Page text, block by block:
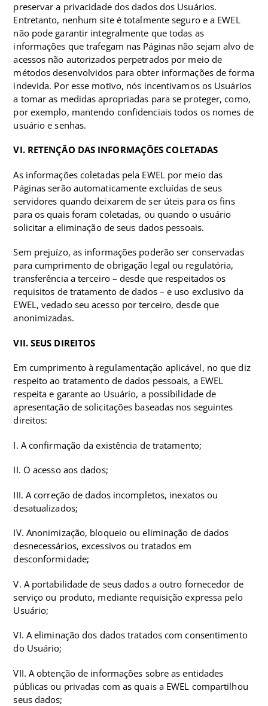
preservar a privacidade dos dados dos Usuários.
Entretanto, nenhum site é totalmente seguro e a EWEL
não pode garantir integralmente que todas as
informações que trafegam nas Páginas não sejam alvo de
acessos não autorizados perpetrados por meio de
métodos desenvolvidos para obter informações de forma
indevida. Por esse motivo, nós incentivamos os Usuários
a tomar as medidas apropriadas para se proteger, como,
por exemplo, mantendo confidenciais todos os nomes de
usuário e senhas.
VI. RETENÇÃO DAS INFORMAÇÕES COLETADAS
As informações coletadas pela EWEL por meio das
Páginas serão automaticamente excluídas de seus
servidores quando deixarem de ser úteis para os fins
para os quais foram coletadas, ou quando o usuário
solicitar a eliminação de seus dados pessoais.
Sem prejuízo, as informações poderão ser conservadas
para cumprimento de obrigação legal ou regulatória,
transferência a terceiro – desde que respeitados os
requisitos de tratamento de dados – e uso exclusivo da
EWEL, vedado seu acesso por terceiro, desde que
anonimizadas.
VII. SEUS DIREITOS
Em cumprimento à regulamentação aplicável, no que diz
respeito ao tratamento de dados pessoais, a EWEL
respeita e garante ao Usuário, a possibilidade de
apresentação de solicitações baseadas nos seguintes
direitos:
I. A confirmação da existência de tratamento;
II. O acesso aos dados;
III. A correção de dados incompletos, inexatos ou
desatualizados;
IV. Anonimização, bloqueio ou eliminação de dados
desnecessários, excessivos ou tratados em
desconformidade;
V. A portabilidade de seus dados a outro fornecedor de
serviço ou produto, mediante requisição expressa pelo
Usuário;
VI. A eliminação dos dados tratados com consentimento
do Usuário;
VII. A obtenção de informações sobre as entidades
públicas ou privadas com as quais a EWEL compartilhou
seus dados;